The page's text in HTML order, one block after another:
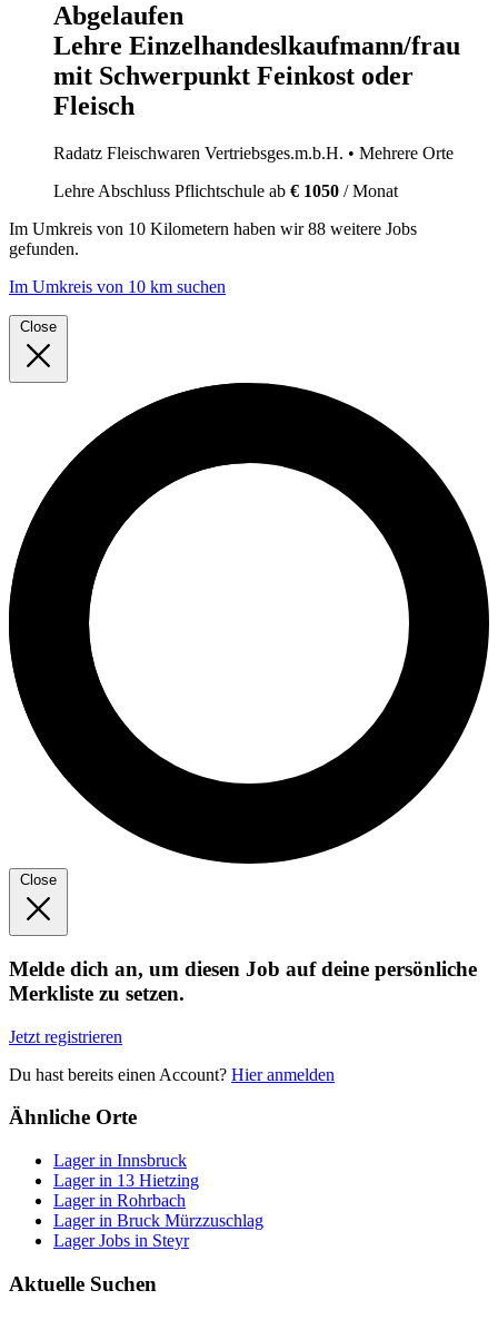
Abgelaufen
Lehre Einzelhandeslkaufmann/frau
mit Schwerpunkt Feinkost oder
Fleisch
Radatz Fleischwaren Vertriebsges.m.b.H. • Mehrere Orte
Lehre Abschluss Pflichtschule ab € 1050 / Monat
Im Umkreis von 10 Kilometern haben wir88 weitere Jobs
gefunden.
Im Umkreis von 10 km suchen
Close
Close
Melde dich an, um diesen Job auf deine persönliche
Merkliste zu setzen.
Jetzt registrieren
Du hast bereits einen Account? Hier anmelden
Ähnliche Orte
Lager in Innsbruck
Lager in 13 Hietzing
Lager in Rohrbach
Lager in Bruck Mürzzuschlag
Lager Jobs in Steyr
Aktuelle Suchen